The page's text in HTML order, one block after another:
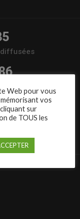
Web pour vous
vos
sur
de TOUS les